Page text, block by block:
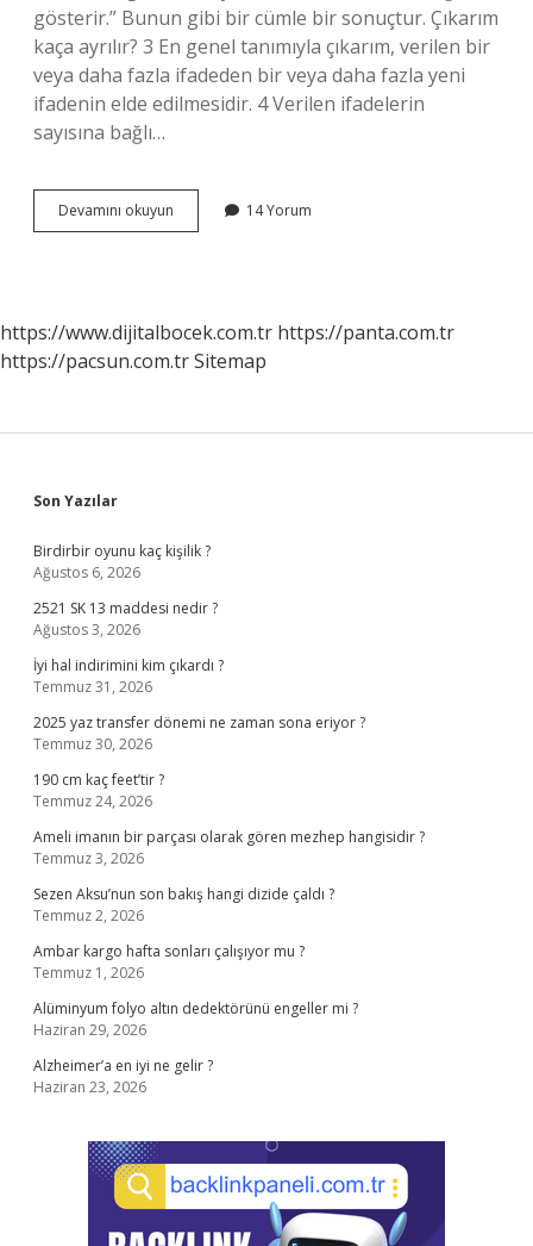
gösterir.” Bunun gibi bir cümle bir sonuçtur. Çıkarım
kaça ayrılır? 3 En genel tanımıyla çıkarım, verilen bir
veya daha fazla ifadeden bir veya daha fazla yeni
ifadenin elde edilmesidir. 4 Verilen ifadelerin
sayısına bağlı…
Devamını okuyun
Çıkarım
14 Yorum
https://www.dijitalbocek.com.tr https://panta.com.tr
https://pacsun.com.trSitemap
Sidebar
Son Yazılar
Birdirbir oyunu kaç kişilik ?
Ağustos 6, 2026
2521 SK 13 maddesi nedir ?
Ağustos 3, 2026
İyi hal indirimini kim çıkardı ?
Temmuz 31, 2026
2025 yaz transfer dönemi ne zaman sona eriyor ?
Temmuz 30, 2026
190 cm kaç feet’tir ?
Temmuz 24, 2026
Ameli imanın bir parçası olarak gören mezhep hangisidir ?
Temmuz 3, 2026
Sezen Aksu’nun son bakış hangi dizide çaldı ?
Temmuz 2, 2026
Ambar kargo hafta sonları çalışıyor mu ?
Temmuz 1, 2026
Alüminyum folyo altın dedektörünü engeller mi ?
Haziran 29, 2026
Alzheimer’a en iyi ne gelir ?
Haziran 23, 2026